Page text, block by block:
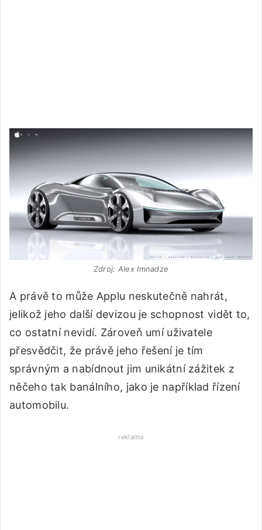
Zdroj: Alex Imnadze
A právě to může Applu neskutečně nahrát,
jelikož jeho další devizou je schopnost vidět to,
co ostatní nevidí. Zároveň umí uživatele
přesvědčit, že právě jeho řešení je tím
správným a nabídnout jim unikátní zážitek z
něčeho tak banálního, jako je například řízení
automobilu.
reklama